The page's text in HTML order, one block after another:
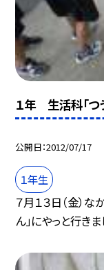
１年 生活科「つ
公開日 2012/07/17
１年生
７月１３日（金）
ん」にやっと行きま